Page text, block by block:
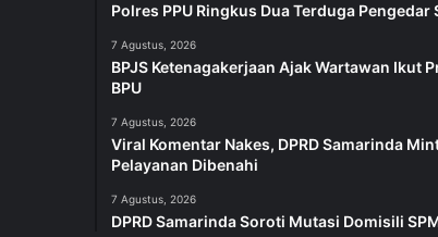
Polres PPU Ringkus Dua Terduga Pengedar
7 Agustus, 2026
BPJS Ketenagakerjaan Ajak Wartawan Ikut
BPU
7 Agustus, 2026
Viral Komentar Nakes, DPRD Samarinda
Pelayanan Dibenahi
7 Agustus, 2026
DPRD Samarinda Soroti Mutasi Domisili